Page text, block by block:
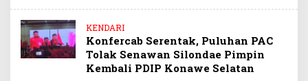
KENDARI
Konfercab Serentak, Puluhan PAC
Tolak Senawan Silondae Pimpin
Kembali PDIP Konawe Selatan